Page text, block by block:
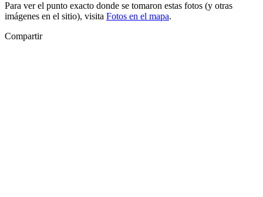
Para ver el punto exacto donde se tomaron estas fotos (y otras
imágenes en el sitio), visita Fotos en el mapa.
Compartir